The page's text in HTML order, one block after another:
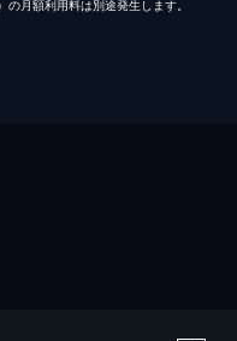
月額利用料は別途発生します。